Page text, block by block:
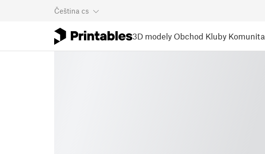
Čeština cs
3D modely Obchod Kluby Komunita